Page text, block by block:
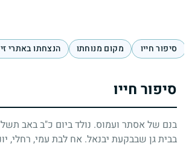
סיפור חייו מקום מנוחתו הנצחתו באתרי
סיפור חייו
בנם של אסתר ועמוס. נולד ביום כ"ב באב
בבית גן שבבקעת יבנאל. אח לבת עמי, רחלי,